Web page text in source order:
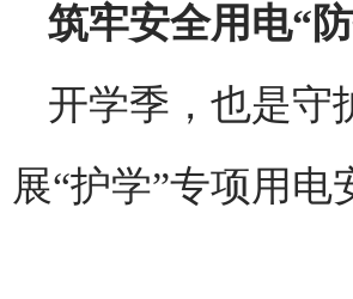
筑牢安全用电“
开学季，也是守
展“护学”专项用